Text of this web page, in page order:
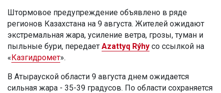
Штормовое предупреждение объявлено в ряде
регионов Казахстана на 9 августа. Жителей ожидают
экстремальная жара, усиление ветра, грозы, туман и
пыльные бури, передает Azattyq Rýhy со ссылкой на
«Казгидромет».
В Атырауской области 9 августа днем ожидается
сильная жара - 35-39 градусов. По области сохраняется